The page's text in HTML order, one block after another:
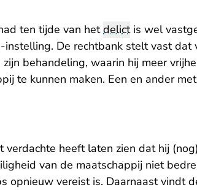
ten tijde van hetdelictis wel
De rechtbank stelt vast
behandeling, waarin hij meer
te kunnen maken. Een en ander
verdachte heeft laten zien dat hij
van de maatschappij niet
opnieuw vereist is. Daarnaast vindt